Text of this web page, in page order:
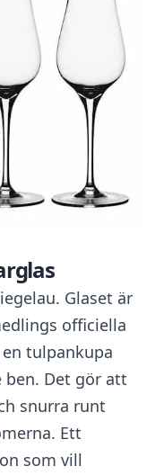
Glaset är
officiella
tulpankupa
Det gör att
snurra runt
Ett
som vill